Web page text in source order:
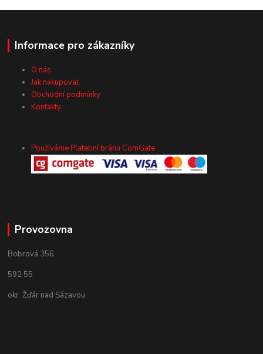
Informace pro zákazníky
O nás
Jak nakupovat
Obchodní podmínky
Kontakty
Používáme Platební bránu ComGate
Provozovna
Bobrová 356
592 55
okr. Žďár nad Sázavou